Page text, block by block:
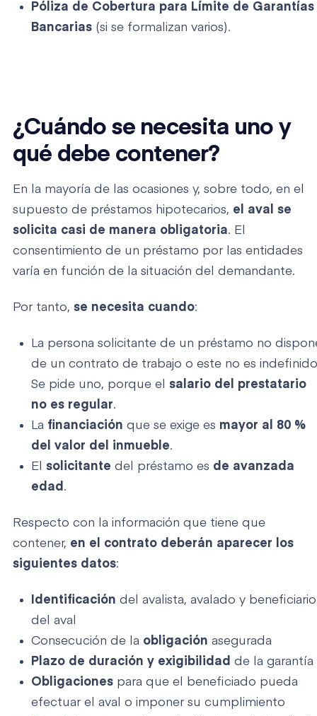
Póliza de Cobertura para Límite de Garantías
Bancarias (si se formalizan varios).
¿Cuándo se necesita uno y
qué debe contener?
En la mayoría de las ocasiones y, sobre todo, en el
supuesto de préstamos hipotecarios, el aval se
solicita casi de manera obligatoria. El
consentimiento de un préstamo por las entidades
varía en función de la situación del demandante.
Por tanto, se necesita cuando:
La persona solicitante de un préstamo no
de un contrato de trabajo o este no es
Se pide uno, porque el salario del prestatario
no es regular.
La financiación que se exige es mayor al 80 %
del valor del inmueble.
El solicitante del préstamo es de avanzada
edad .
Respecto con la información que tiene que
contener, en el contrato deberán aparecer los
siguientes datos:
Identificación del avalista, avalado y beneficiario
del aval
Consecución de la obligación asegurada
Plazo de duración y exigibilidad de la garantía
Obligaciones para que el beneficiado pueda
efectuar el aval o imponer su cumplimiento